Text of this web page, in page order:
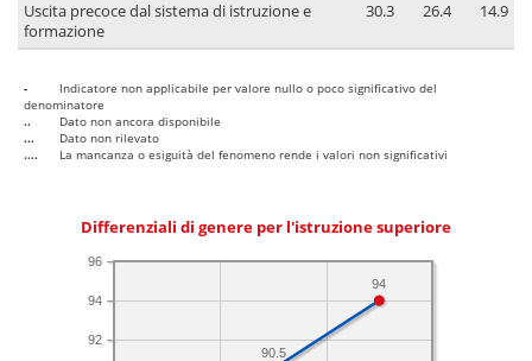
Uscita precoce dal sistema di istruzione e
formazione
30.3 26.4 14.9
-
Indicatore non applicabile per valore nullo o poco significativo del
denominatore
..
Dato non ancora disponibile
...
Dato non rilevato
....
La mancanza o esiguità del fenomeno rende i valori non significativi
Differenziali di genere per l'istruzione superiore
92
94
96
94
90.5